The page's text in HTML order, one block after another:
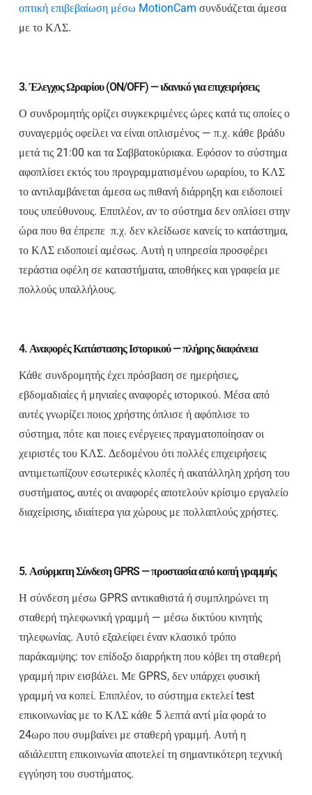
οπτική επιβεβαίωση μέσω MotionCam συνδυάζεται άμεσα
με το ΚΛΣ.
3. Έλεγχος Ωραρίου (ON/OFF) — ιδανικό για επιχειρήσεις
Ο συνδρομητής ορίζει συγκεκριμένες ώρες κατά τις οποίες ο
συναγερμός οφείλει να είναι οπλισμένος — π.χ. κάθε βράδυ
μετά τις 21:00 και τα Σαββατοκύριακα. Εφόσον το σύστημα
αφοπλίσει εκτός του προγραμματισμένου ωραρίου, το ΚΛΣ
το αντιλαμβάνεται άμεσα ως πιθανή διάρρηξη και ειδοποιεί
τους υπεύθυνους. Επιπλέον, αν το σύστημα δεν οπλίσει στην
ώρα που θα έπρεπε π.χ. δεν κλείδωσε κανείς το κατάστημα,
το ΚΛΣ ειδοποιεί αμέσως. Αυτή η υπηρεσία προσφέρει
τεράστια οφέλη σε καταστήματα, αποθήκες και γραφεία με
πολλούς υπαλλήλους.
4. Αναφορές Κατάστασης Ιστορικού — πλήρης διαφάνεια
Κάθε συνδρομητής έχει πρόσβαση σε ημερήσιες,
εβδομαδιαίες ή μηνιαίες αναφορές ιστορικού. Μέσα από
αυτές γνωρίζει ποιος χρήστης όπλισε ή αφόπλισε το
σύστημα, πότε και ποιες ενέργειες πραγματοποίησαν οι
χειριστές του ΚΛΣ. Δεδομένου ότι πολλές επιχειρήσεις
αντιμετωπίζουν εσωτερικές κλοπές ή ακατάλληλη χρήση του
συστήματος, αυτές οι αναφορές αποτελούν κρίσιμο εργαλείο
διαχείρισης, ιδιαίτερα για χώρους με πολλαπλούς χρήστες.
5. Ασύρματη Σύνδεση GPRS — προστασία από κοπή γραμμής
Η σύνδεση μέσω GPRS αντικαθιστά ή συμπληρώνει τη
σταθερή τηλεφωνική γραμμή — μέσω δικτύου κινητής
τηλεφωνίας. Αυτό εξαλείφει έναν κλασικό τρόπο
παράκαμψης: τον επίδοξο διαρρήκτη που κόβει τη σταθερή
γραμμή πριν εισβάλει. Με GPRS, δεν υπάρχει φυσική
γραμμή να κοπεί. Επιπλέον, το σύστημα εκτελεί test
επικοινωνίας με το ΚΛΣ κάθε 5 λεπτά αντί μία φορά το
24ωρο που συμβαίνει με σταθερή γραμμή. Αυτή η
αδιάλειπτη επικοινωνία αποτελεί τη σημαντικότερη τεχνική
εγγύηση του συστήματος.